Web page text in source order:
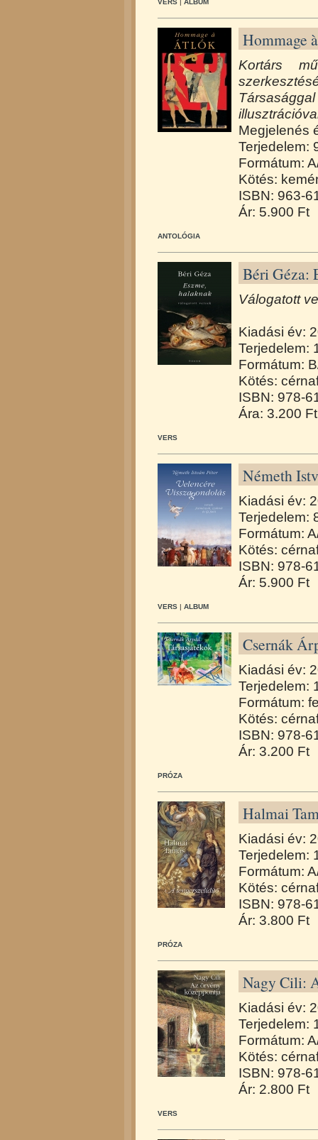
VERS ALBUM
Hommage
Kortárs
Megjelenés
Terjedelem:
Formátum:
Kötés:
ISBN: 963-
Ár: 5.900 Ft
ANTOLÓGIA
Béri Géza:
Válogatott
Kiadási év:
Terjedelem:
Formátum:
Kötés:
ISBN: 978-
Ára: 3.200 Ft
VERS
Németh
Kiadási év:
Terjedelem:
Formátum:
Kötés:
ISBN: 978-
Ár: 5.900 Ft
VERS | ALBUM
Csernák
Kiadási év:
Terjedelem:
Formátum:
Kötés:
ISBN: 978-
Ár: 3.200 Ft
PRÓZA
Halmai
Kiadási év:
Terjedelem:
Formátum:
Kötés:
ISBN: 978-
Ár: 3.800 Ft
PRÓZA
Nagy Cili:
Kiadási év:
Terjedelem:
Formátum:
Kötés:
ISBN: 978-
Ár: 2.800 Ft
VERS